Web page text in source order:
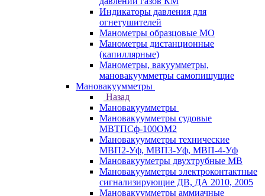
Индикаторы давления для
огнетушителей
Манометры образцовые МО
Манометры дистанционные
(капиллярные)
Манометры, вакуумметры,
мановакуумметры самопишущие
Мановакуумметры
Назад
Мановакуумметры
Мановакуумметры судовые
МВТПСф-100ОМ2
Мановакуумметры технические
МВП2-Уф, МВП3-Уф, МВП-4-Уф
Мановакууметры двухтрубные МВ
Мановакуумметры электроконтактные
сигнализирующие ДВ, ДА 2010, 2005
Мановакуумметры аммиачные